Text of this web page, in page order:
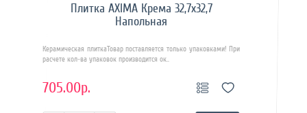
Плитка AXIMA Крема 32,7х32,7
Напольная
Керамическая плиткаТовар поставляется только упаковками! При
расчете кол-ва упаковок производится ок..
705.00р.